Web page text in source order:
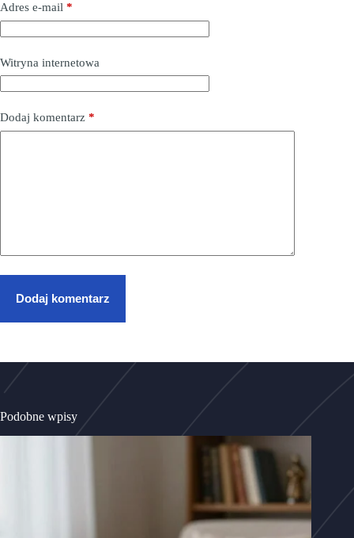
Adres e-mail *
Witryna internetowa
Dodaj komentarz *
Dodaj komentarz
Podobne wpisy